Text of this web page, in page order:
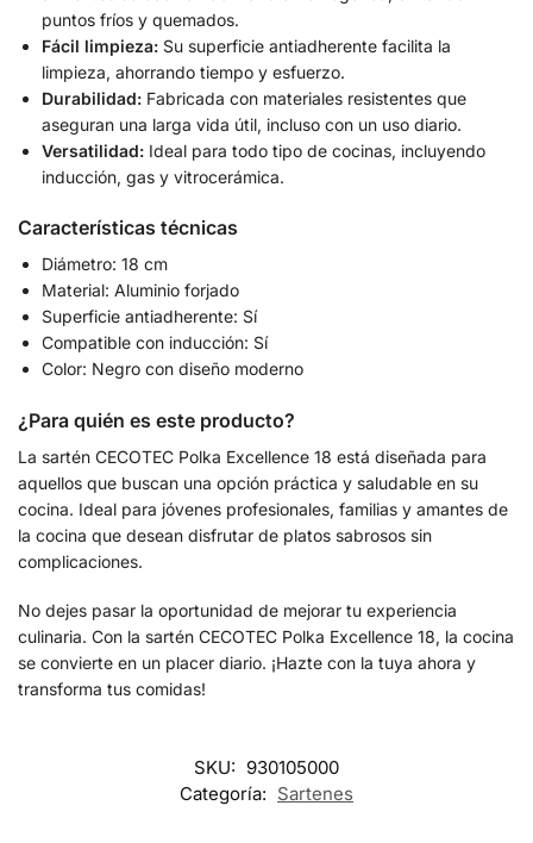
puntos fríos y quemados.
Fácil limpieza: Su superficie antiadherente facilita la
limpieza, ahorrando tiempo y esfuerzo.
Durabilidad: Fabricada con materiales resistentes que
aseguran una larga vida útil, incluso con un uso diario.
Versatilidad: Ideal para todo tipo de cocinas, incluyendo
inducción, gas y vitrocerámica.
Características técnicas
Diámetro: 18 cm
Material: Aluminio forjado
Superficie antiadherente: Sí
Compatible con inducción: Sí
Color: Negro con diseño moderno
¿Para quién es este producto?
La sartén CECOTEC Polka Excellence 18 está diseñada para
aquellos que buscan una opción práctica y saludable en su
cocina. Ideal para jóvenes profesionales, familias y amantes de
la cocina que desean disfrutar de platos sabrosos sin
complicaciones.
No dejes pasar la oportunidad de mejorar tu experiencia
culinaria. Con la sartén CECOTEC Polka Excellence 18, la cocina
se convierte en un placer diario. ¡Hazte con la tuya ahora y
transforma tus comidas!
SKU: 930105000
Categoría: Sartenes